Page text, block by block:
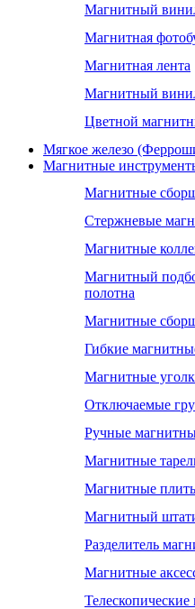
Магнитный
Магнитная
Магнитная лента
Магнитный
Цветной
Мягкое железо
Магнитные
Магнитные
Стержневые
Магнитные
Магнитный
полотна
Магнитные
Гибкие
Магнитные
Отключаемые
Ручные
Магнитные
Магнитные
Магнитный
Разделитель
Магнитные